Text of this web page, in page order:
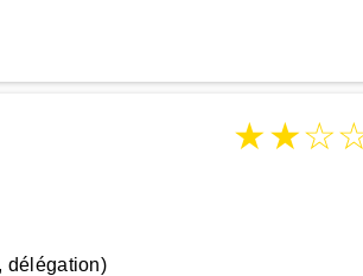
★★☆
délégation)